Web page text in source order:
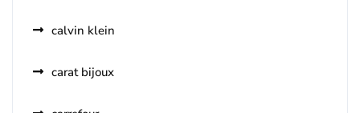
calvin klein
carat bijoux